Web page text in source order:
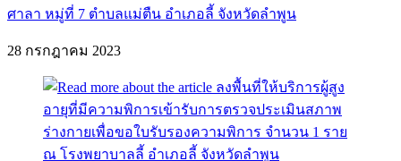
ศาลา หมู่ที่ 7 ตำบลแม่ตืน อำเภอลี้ จังหวัดลำพูน
28 กรกฎาคม 2023